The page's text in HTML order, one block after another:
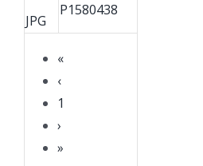
«
‹
1
›
»
JPG
P1580438